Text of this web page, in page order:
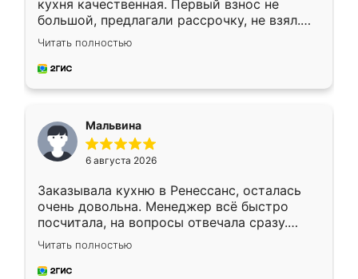
кухня качественная. Первый взнос не
большой, предлагали рассрочку, не взял.
Ждал меньше месяца, сборщик с прямыми
руками. По цене вышло адекватно.
Рекомендую!
Читать полностью
Мальвина
6 августа 2026
Заказывала кухню в Ренессанс, осталась
очень довольна. Менеджер всё быстро
посчитала, на вопросы отвечала сразу.
Замерщик приехал в субботу, подошёл к
делу со всей ответственностью. Собрали
за день, ребята работали аккуратно, даже
Читать полностью